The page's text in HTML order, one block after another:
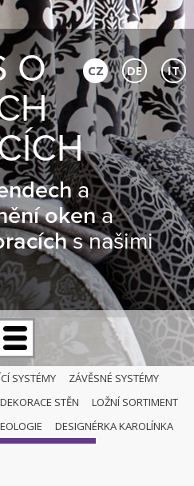
O
a
okena
s našimi
CZ DE IT
SYSTÉMY
ZÁVĚSNÉ SYSTÉMY
STĚN
LOŽNÍ SORTIMENT
DESIGNÉRKA KAROLÍNKA